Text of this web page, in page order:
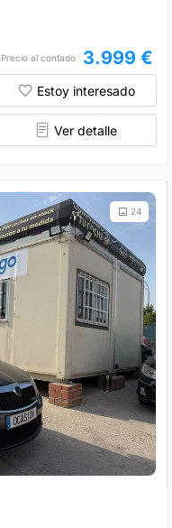
Precio al contado 3.999 €
Estoy interesado
Ver detalle
24